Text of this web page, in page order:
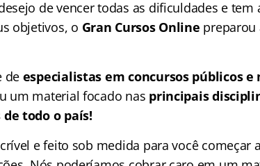
de vencer todas as dificuldades e tem
objetivos, o Gran Cursos Online preparou
de especialistas em concursos públicos e
um material focado nas principais
de todo o país!
e feito sob medida para você começar